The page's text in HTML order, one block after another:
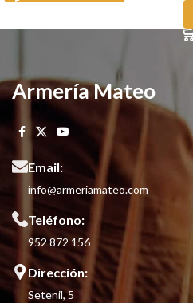
Armería Mateo
Email:
info@armeriamateo.com
Teléfono:
952 872 156
Dirección:
Setenil, 5